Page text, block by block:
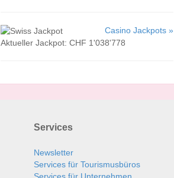
Casino Jackpots »
Aktueller Jackpot: CHF 1'038'778
Services
Newsletter
Services für Tourismusbüros